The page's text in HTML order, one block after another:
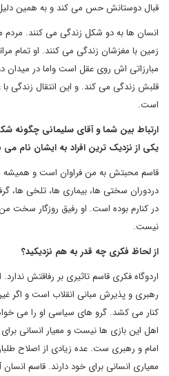
قبال دوستانش حس می کند و به همین
انسان ها به دو شکل زندگی می کنند.
زمین با مغزشان زندگی می کنند. او تمام
مبارزاتی اش روی عقل است واما در میدان
قلبش زندگی می کند. و این انتقال زندگی
است.
ارتباط بین شما و آقای سلیمانی چگونه
یکی از نزدیک ترین افراد به ایشان نام می
قاسم محبتش به من فراوان است و
دردوران سختی ها، بیماری ها، تلخی ها،
در کنارم بوده است. او رفیق روزگار
نیست.
از لحاظ فکری چه قدر به هم نزدیکید؟
اردوگاه فکری قاسم تاثیری بر رفاقتش
رهبری و پذیرش مبانی انقلاب است و اگر
کنار می کشد. گرو های سیاسی او را می
اهل این بازی ها نیست و معیار انسانی
امام و رهبری ست. عده زیادی از اصلاح
معیاری انسانی برای خود دارند. قاسم